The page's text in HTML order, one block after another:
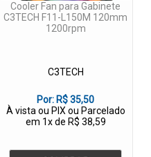
Cooler Fan para Gabinete
C3TECH F11-L150M 120mm
1200rpm
C3TECH
Por: R$ 35,50
À vista ou PIX ou Parcelado
em 1x de R$ 38,59